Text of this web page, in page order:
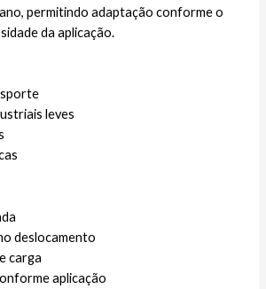
permitindo adaptação conforme o
da aplicação.
leves
deslocamento
carga
aplicação